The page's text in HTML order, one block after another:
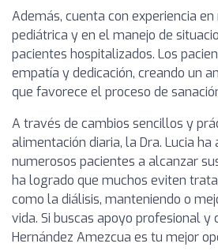
Además, cuenta con experiencia
pediátrica y en el manejo de
pacientes hospitalizados. Los
empatía y dedicación, creando un
que favorece el proceso de
A través de cambios sencillos y
alimentación diaria, la Dra. Lucia ha
numerosos pacientes a alcanzar
ha logrado que muchos eviten
como la diálisis, manteniendo o
vida. Si buscas apoyo profesional y
Hernández Amezcua es tu mejor